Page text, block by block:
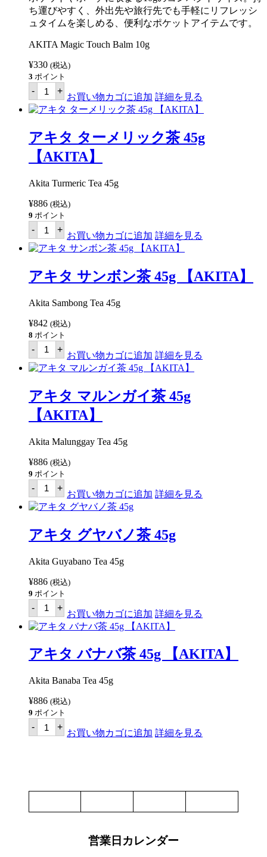
ち運びやすく、外出先や旅行先でも手軽にリフレッシ
ュタイムを楽しめる、便利なポケットアイテムです。
AKITA Magic Touch Balm 10g
¥330 (税込)
3 ポイント
- ア
キ
タ
マ
ッ
ク
タ
ッ
バ
ム
10g
【AKITA】
個
+
お買い物カゴに追加 詳細を見る
アキタ ターメリック茶 45g
【AKITA】
Akita Turmeric Tea 45g
¥886 (税込)
9 ポイント
- ア
キ
タ
タ
メ
リ
ク
45g
【AKITA】
個
+
お買い物カゴに追加 詳細を見る
アキタ サンボン茶 45g 【AKITA】
Akita Sambong Tea 45g
¥842 (税込)
8 ポイント
- ア
キ
タ
サ
ボ
ン
茶
45g
個
+
お買い物カゴに追加 詳細を見る
アキタ マルンガイ茶 45g
【AKITA】
Akita Malunggay Tea 45g
¥886 (税込)
9 ポイント
- ア
キ
タ
マ
ン
ガ
茶
【AKITA】
個
+
お買い物カゴに追加 詳細を見る
アキタ グヤバノ茶 45g
Akita Guyabano Tea 45g
¥886 (税込)
9 ポイント
- ア
キ
タ
グ
バ
ノ
45g
+
お買い物カゴに追加 詳細を見る
アキタ バナバ茶 45g 【AKITA】
Akita Banaba Tea 45g
¥886 (税込)
9 ポイント
- ア
キ
45g
+
お買い物カゴに追加 詳細を見る
営業日カレンダー